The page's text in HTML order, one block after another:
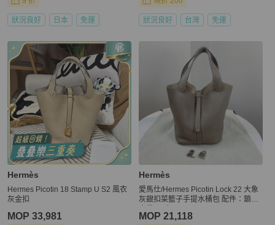
狀況良好 日本 免運 狀況良好 台灣 免運
Hermès
Hermes Picotin 18 Stamp U S2 風衣
灰金扣
MOP 33,981
Hermès
愛馬仕/Hermes Picotin Lock 22 大象
灰銀扣菜籃子手提水桶包 配件：鎖頭
MOP 21,118